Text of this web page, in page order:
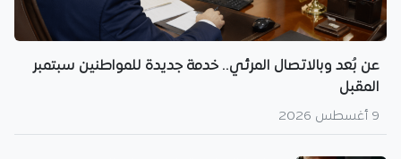
عن بُعد وبالاتصال المرئي.. خدمة جديدة للمواطنين سبتمبر
المقبل
9 أغسطس 2026